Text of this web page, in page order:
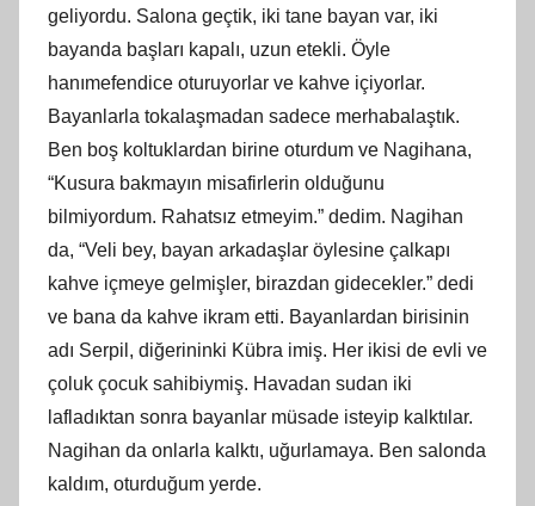
geliyordu. Salona geçtik, iki tane bayan var, iki
bayanda başları kapalı, uzun etekli. Öyle
hanımefendice oturuyorlar ve kahve içiyorlar.
Bayanlarla tokalaşmadan sadece merhabalaştık.
Ben boş koltuklardan birine oturdum ve Nagihana,
“Kusura bakmayın misafirlerin olduğunu
bilmiyordum. Rahatsız etmeyim.” dedim. Nagihan
da, “Veli bey, bayan arkadaşlar öylesine çalkapı
kahve içmeye gelmişler, birazdan gidecekler.” dedi
ve bana da kahve ikram etti. Bayanlardan birisinin
adı Serpil, diğerininki Kübra imiş. Her ikisi de evli ve
çoluk çocuk sahibiymiş. Havadan sudan iki
lafladıktan sonra bayanlar müsade isteyip kalktılar.
Nagihan da onlarla kalktı, uğurlamaya. Ben salonda
kaldım, oturduğum yerde.